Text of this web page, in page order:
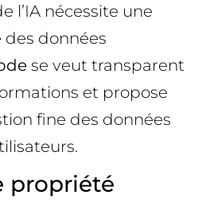
l’IA nécessite une
données
se veut transparent
et propose
fine des données
propriété